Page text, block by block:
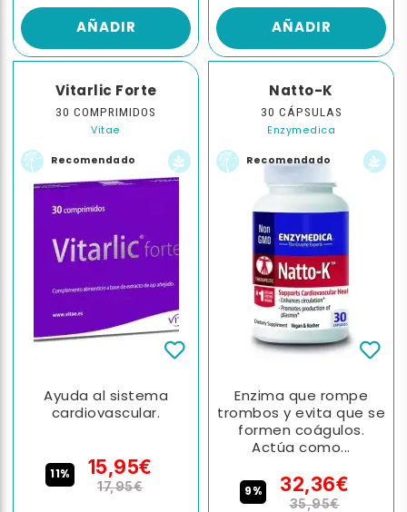
AÑADIR AÑADIR
Vitarlic Forte
30 COMPRIMIDOS
Vitae
Recomendado
Ayuda al sistema
cardiovascular.
11% 15,95€
17,95€
Natto-K
30 CÁPSULAS
Enzymedica
Recomendado
Enzima que rompe
trombos y evita que se
formen coágulos.
Actúa como...
9% 32,36€
35,95€